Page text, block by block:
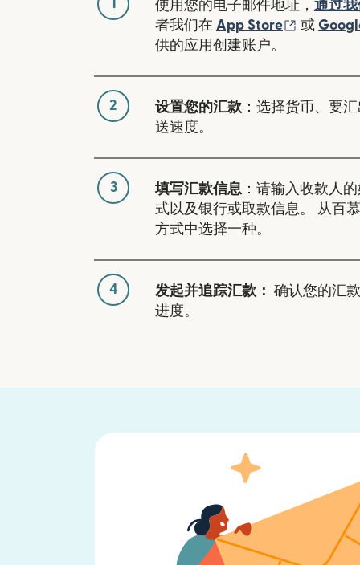
使用您的电子邮件地址， 通过
者我们在 App Store （在新窗
或
供的应用创建账户。
2 设置您的汇款 ：选择货币、要
送速度。
3 填写汇款信息 ：请输入收款人
式以及银行或取款信息。 从百
方式中选择一种。
4 发起并追踪汇款：
确认您的汇
进度。